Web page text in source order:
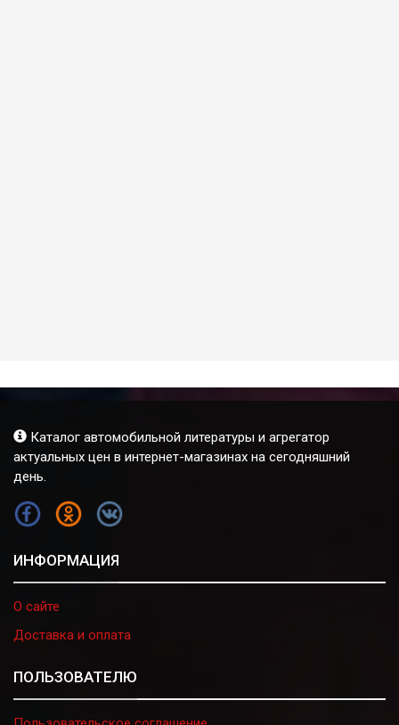
Каталог автомобильной литературы и агрегатор
актуальных цен в интернет-магазинах на сегодняшний
день.
FB OK VK
ИНФОРМАЦИЯ
О сайте
Доставка и оплата
ПОЛЬЗОВАТЕЛЮ